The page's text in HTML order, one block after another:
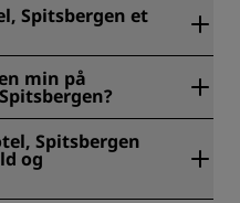
Spitsbergen et
er et røykfritt
min på
Spitsbergen
og